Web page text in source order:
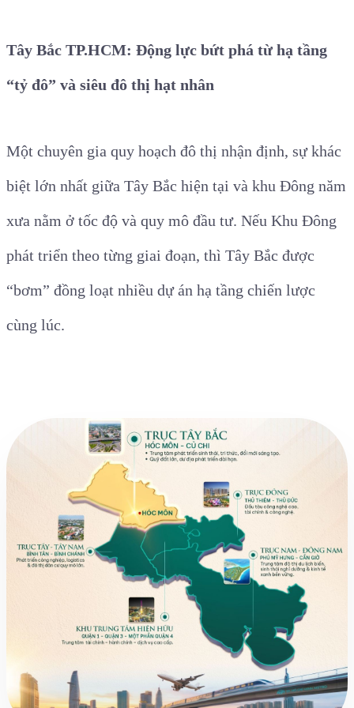
Tây Bắc TP.HCM: Động lực bứt phá từ hạ tầng
“tỷ đô” và siêu đô thị hạt nhân
Một chuyên gia quy hoạch đô thị nhận định, sự khác
biệt lớn nhất giữa Tây Bắc hiện tại và khu Đông năm
xưa nằm ở tốc độ và quy mô đầu tư. Nếu Khu Đông
phát triển theo từng giai đoạn, thì Tây Bắc được
“bơm” đồng loạt nhiều dự án hạ tầng chiến lược
cùng lúc.